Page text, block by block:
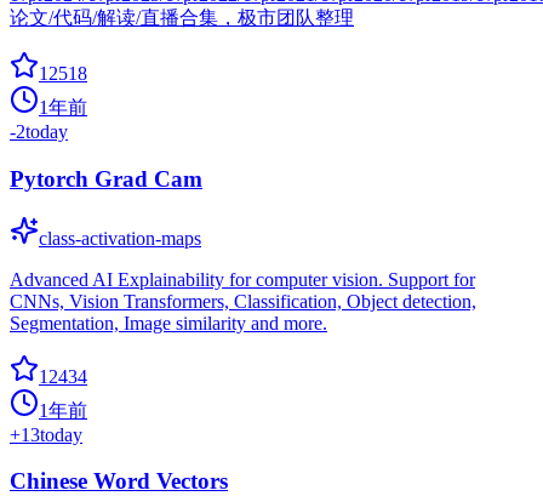
论文/代码/解读/直播合集，极市团队整理
12518
1年前
-2today
Pytorch Grad Cam
class-activation-maps
Advanced AI Explainability for computer vision. Support for
CNNs, Vision Transformers, Classification, Object detection,
Segmentation, Image similarity and more.
12434
1年前
+13today
Chinese Word Vectors